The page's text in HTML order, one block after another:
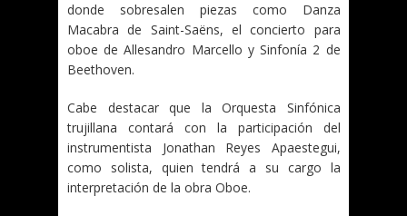
donde sobresalen piezas como Danza
Macabra de Saint-Saëns, el concierto para
oboe de Allesandro Marcello y Sinfonía 2 de
Beethoven.
Cabe destacar que la Orquesta Sinfónica
trujillana contará con la participación del
instrumentista Jonathan Reyes Apaestegui,
como solista, quien tendrá a su cargo la
interpretación de la obra Oboe.